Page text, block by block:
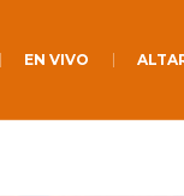
EN VIVO